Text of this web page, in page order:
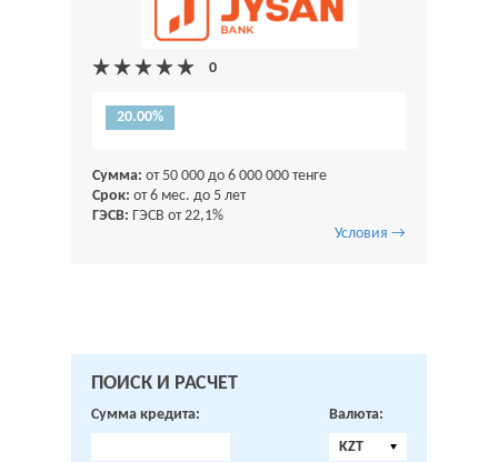
20.00%
Сумма: от 50 000 до 6 000 000 тенге
Срок: от 6 мес. до 5 лет
ГЭСВ: ГЭСВ от 22,1%
Условия →
ПОИСК И РАСЧЕТ
Сумма кредита:
Валюта:
KZT